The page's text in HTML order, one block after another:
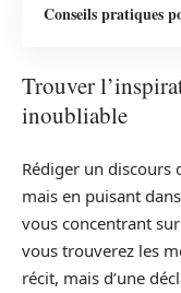
Conseils pratiques
Trouver
inoubliable
Rédiger un
mais en puisant
vous concentrant
vous trouverez les
récit, mais d’une